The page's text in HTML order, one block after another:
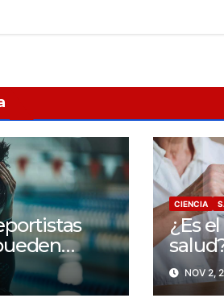
CIENCIA
¿Es
NOV 2,